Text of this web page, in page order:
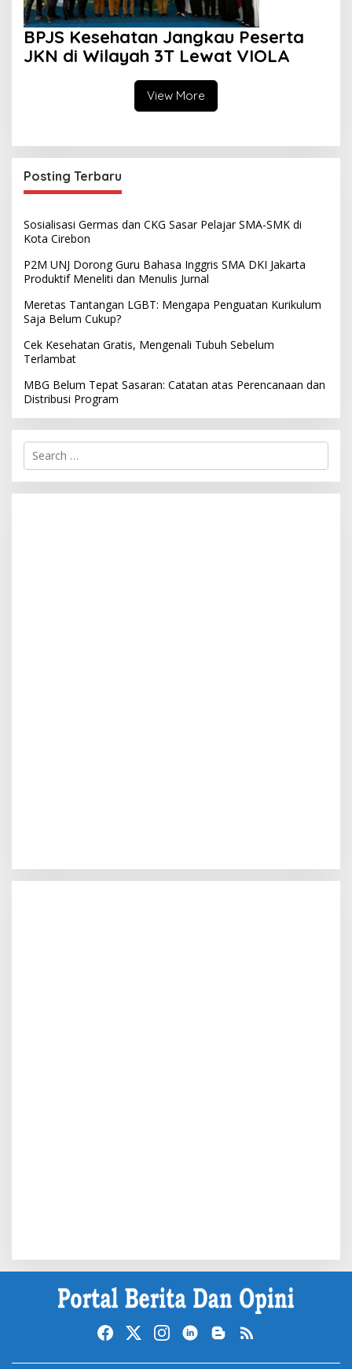
BPJS Kesehatan Jangkau Peserta
JKN di Wilayah 3T Lewat VIOLA
View More
Posting Terbaru
Sosialisasi Germas dan CKG Sasar Pelajar SMA-SMK di
Kota Cirebon
P2M UNJ Dorong Guru Bahasa Inggris SMA DKI Jakarta
Produktif Meneliti dan Menulis Jurnal
Meretas Tantangan LGBT: Mengapa Penguatan Kurikulum
Saja Belum Cukup?
Cek Kesehatan Gratis, Mengenali Tubuh Sebelum
Terlambat
MBG Belum Tepat Sasaran: Catatan atas Perencanaan dan
Distribusi Program
S
r